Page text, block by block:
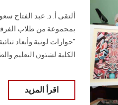
ألتقى أ. د. عبد الفتاح
بمجموعة من طلاب الفرقة
"حوارات لونية وأبعاد
الكلية لشئون التعليم
اقرأ المزيد